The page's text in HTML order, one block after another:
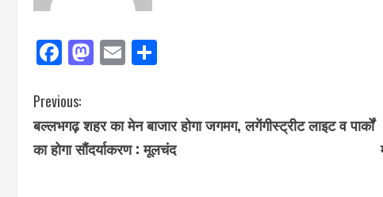
Facebook
Mastodon
Email
Previous:
बल्लभगढ़ शहर का मेन बाजार होगा जगमग, लगेंगीस्ट्रीट लाइट व पार्कों
का होगा सौंदर्याकरण : मूलचंद